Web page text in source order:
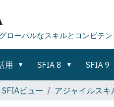
ローバルなスキルとコンピテ
用 SFIA 8 SFIA 9
SFIAビュー アジャイルスキ